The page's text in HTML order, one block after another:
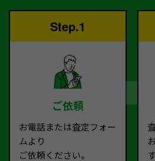
Step.1
ご依頼
お電話または査定フォー
ムより
ご依頼ください。